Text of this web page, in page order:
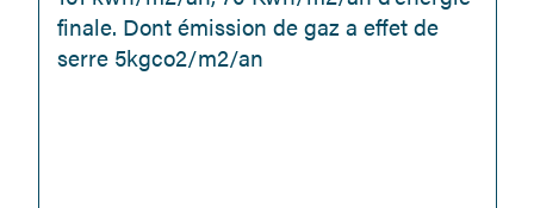
finale. Dont émission de gaz a effet de
serre 5kgco2/m2/an